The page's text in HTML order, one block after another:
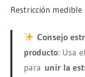
Restricción medible
Consejo
producto: Usa
para unir la